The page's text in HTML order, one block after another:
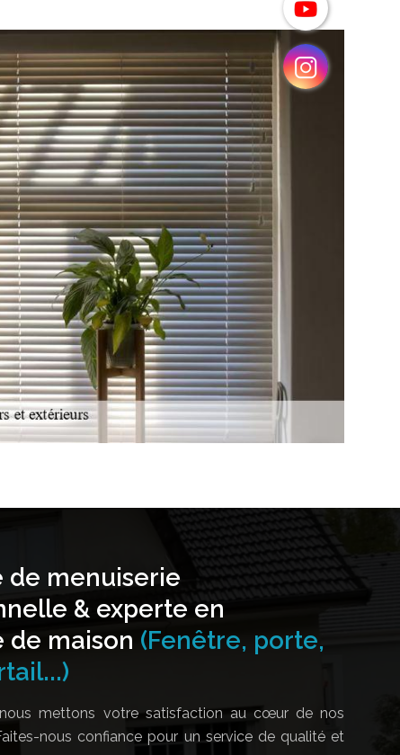
de menuiserie
& experte en
maison (Fenêtre, porte,
mettons votre satisfaction au cœur de nos
nous confiance pour un service de qualité et